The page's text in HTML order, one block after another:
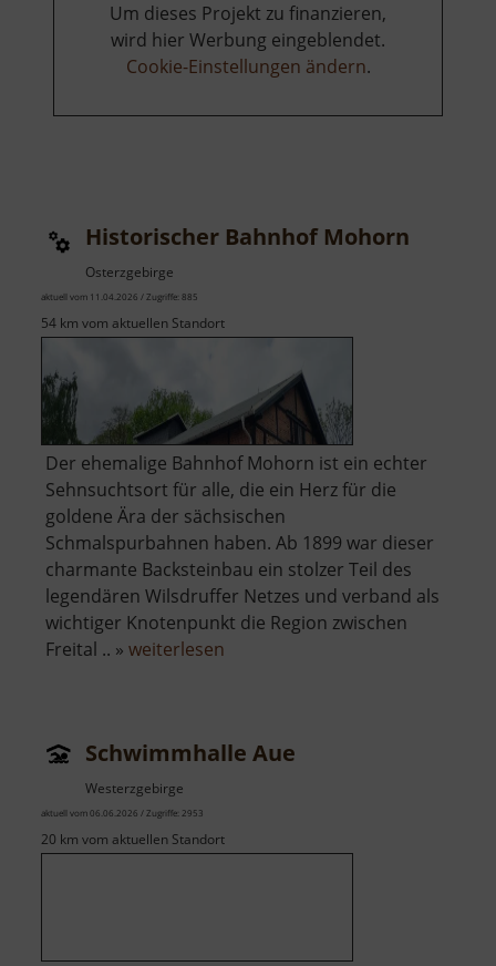
Um dieses Projekt zu finanzieren,
wird hier Werbung eingeblendet.
Cookie-Einstellungen ändern.
Historischer Bahnhof Mohorn
Osterzgebirge
aktuell vom 11.04.2026 / Zugriffe: 885
54 km vom aktuellen Standort
Der ehemalige Bahnhof Mohorn ist ein echter
Sehnsuchtsort für alle, die ein Herz für die
goldene Ära der sächsischen
Schmalspurbahnen haben. Ab 1899 war dieser
charmante Backsteinbau ein stolzer Teil des
legendären Wilsdruffer Netzes und verband als
wichtiger Knotenpunkt die Region zwischen
Freital .. » weiterlesen
Schwimmhalle Aue
Westerzgebirge
aktuell vom 06.06.2026 / Zugriffe: 2953
20 km vom aktuellen Standort